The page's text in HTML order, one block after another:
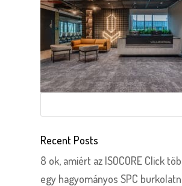
Recent Posts
8 ok, amiért az ISOCORE Click
egy hagyományos SPC